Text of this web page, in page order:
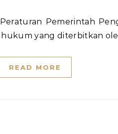
hukum yang diterbitkan
READ MORE